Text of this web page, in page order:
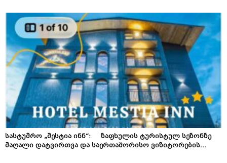
სასტუმრო „მესტია ინნ“: ზაფხულის ტურისტულ სეზონზე
მაღალი დატვირთვა და საერთაშორისო ვიზიტორების...